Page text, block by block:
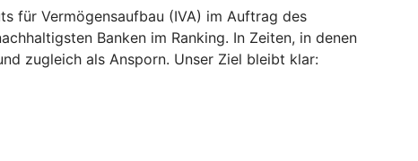
für Vermögensaufbau (IVA) im Auftrag des
Banken im Ranking. In Zeiten, in denen
zugleich als Ansporn. Unser Ziel bleibt klar: